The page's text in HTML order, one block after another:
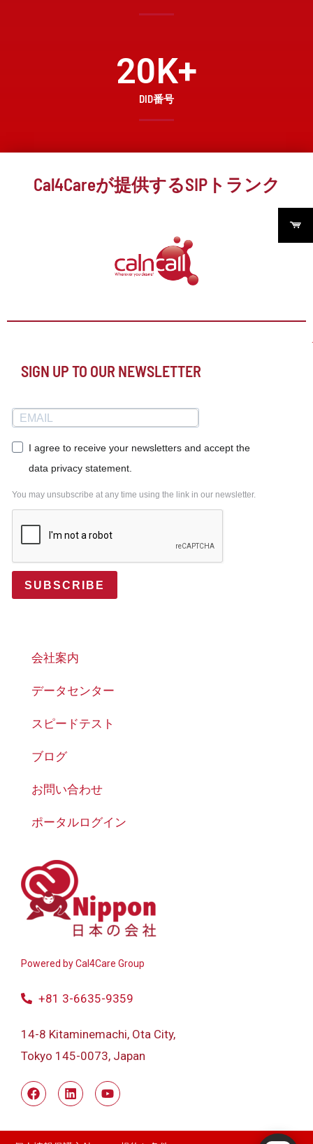
20K+
DID番号
Cal4Careが提供するSIPトランク
Powered byCal4Care Group
+81 3-6635-9359
14-8 Kitaminemachi, Ota City,
Tokyo 145-0073, Japan
会社案内
データセンター
スピードテスト
ブログ
お問い合わせ
ポータルログイン
SIGN UP TO OUR NEWSLETTER
I agree to receive your newsletters and accept the
data privacy statement.
You may unsubscribe at any time using the link in our newsletter.
SUBSCRIBE